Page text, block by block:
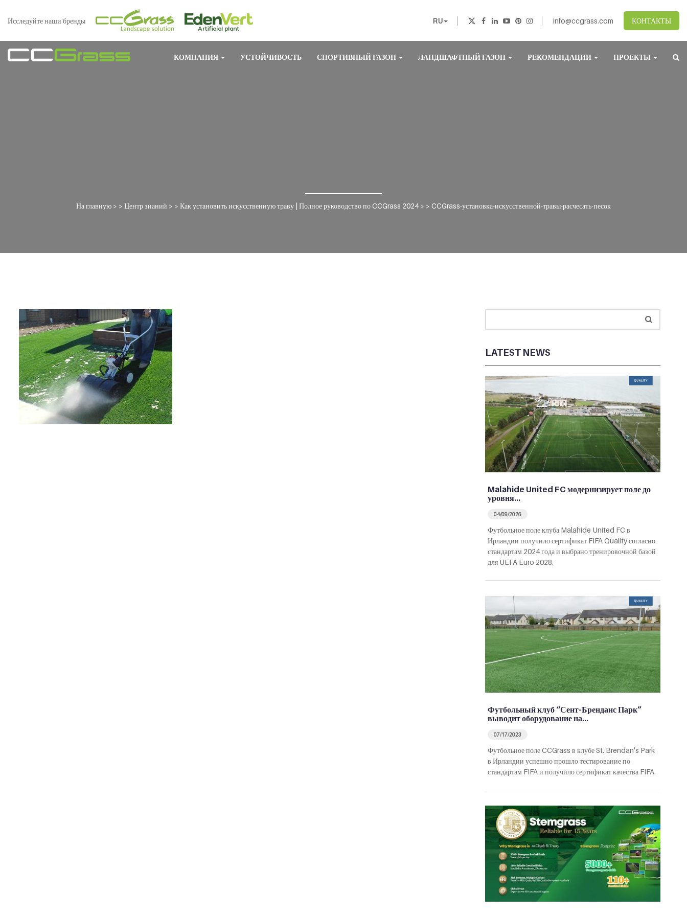
Исследуйте наши бренды RU info@ccgrass.com КОНТАКТЫ
КОМПАНИЯ УСТОЙЧИВОСТЬ СПОРТИВНЫЙ ГАЗОН ЛАНДШАФТНЫЙ ГАЗОН РЕКОМЕНДАЦИИ ПРОЕКТЫ
На главную > > Центр знаний > > Как установить искусственную траву | Полное руководство по CCGrass 2024 > > CCGrass-установка-искусственной-травы-расчесать-песок
LATEST NEWS
Malahide United FC модернизирует поле до
уровня…
04/09/2026
Футбольное поле клуба Malahide United FC в
Ирландии получило сертификат FIFA Quality согласно
стандартам 2024 года и выбрано тренировочной базой
для UEFA Euro 2028.
Футбольный клуб “Сент-Бренданс Парк”
выводит оборудование на…
07/17/2023
Футбольное поле CCGrass в клубе St. Brendan's Park
в Ирландии успешно прошло тестирование по
стандартам FIFA и получило сертификат качества FIFA.